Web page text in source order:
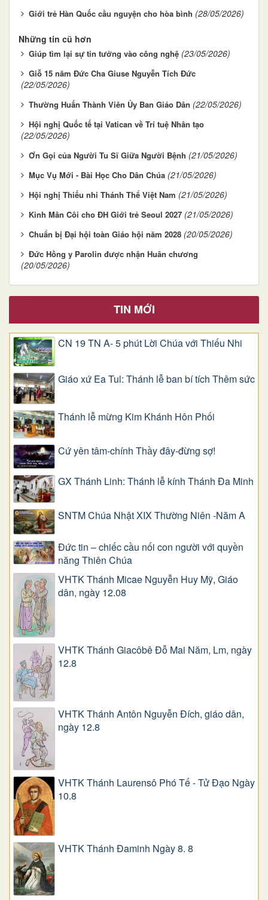
Giới trẻ Hàn Quốc cầu nguyện cho hòa bình (28/05/2026)
Những tin cũ hơn
Giúp tìm lại sự tin tưởng vào công nghệ (23/05/2026)
Giỗ 15 năm Đức Cha Giuse Nguyễn Tích Đức
(22/05/2026)
Thường Huấn Thành Viên Ủy Ban Giáo Dân (22/05/2026)
Hội nghị Quốc tế tại Vatican về Trí tuệ Nhân tạo
(22/05/2026)
Ơn Gọi của Người Tu Sĩ Giữa Người Bệnh (21/05/2026)
Mục Vụ Mới - Bài Học Cho Dân Chúa (21/05/2026)
Hội nghị Thiếu nhi Thánh Thể Việt Nam (21/05/2026)
Kinh Mân Côi cho ĐH Giới trẻ Seoul 2027 (21/05/2026)
Chuẩn bị Đại hội toàn Giáo hội năm 2028 (20/05/2026)
Đức Hồng y Parolin được nhận Huân chương
(20/05/2026)
TIN MỚI
CN 19 TN A- 5 phút Lời Chúa với Thiếu Nhi
Giáo xứ Ea Tul: Thánh lễ ban bí tích Thêm sức
Thánh lễ mừng Kim Khánh Hôn Phối
Cứ yên tâm-chính Thầy đây-đừng sợ!
GX Thánh Linh: Thánh lễ kính Thánh Đa Minh
SNTM Chúa Nhật XIX Thường Niên -Năm A
Đức tin – chiếc cầu nối con người với quyền
năng Thiên Chúa
VHTK Thánh Micae Nguyễn Huy Mỹ, Giáo
dân, ngày 12.08
VHTK Thánh Giacôbê Ðỗ Mai Năm, Lm, ngày
12.8
VHTK Thánh Antôn Nguyễn Ðích, giáo dân,
ngày 12.8
VHTK Thánh Laurensô Phó Tế - Tử Đạo Ngày
10.8
VHTK Thánh Đaminh Ngày 8. 8